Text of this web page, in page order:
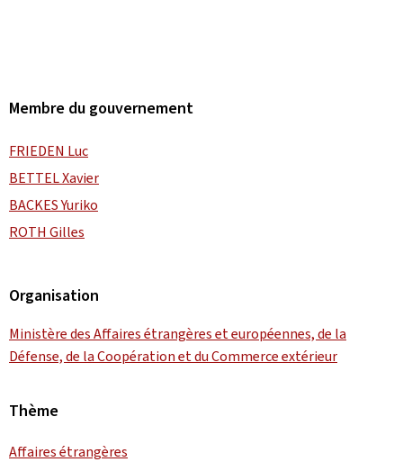
Membre du gouvernement
FRIEDEN Luc
BETTEL Xavier
BACKES Yuriko
ROTH Gilles
Organisation
Ministère des Affaires étrangères et européennes, de la
Défense, de la Coopération et du Commerce extérieur
Thème
Affaires étrangères